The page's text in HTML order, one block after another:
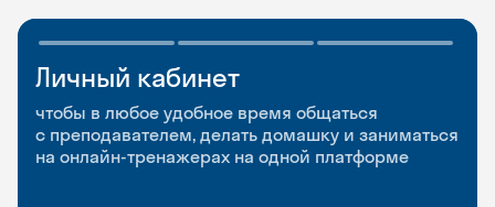
Личный кабинет
чтобы в любое удобное время общаться
с преподавателем, делать домашку и заниматься
на онлайн-тренажерах на одной платформе
Мобильное
приложение
чтобы заниматься и изучать новые слова где
и когда удобно
Разговорные клубы
и Talks
Групповые занятия для разговорной практики
и индивидуальные встречи с преподавателями